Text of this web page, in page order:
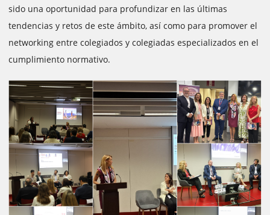
sido una oportunidad para profundizar en las últimas
tendencias y retos de este ámbito, así como para promover el
networking entre colegiados y colegiadas especializados en el
cumplimiento normativo.